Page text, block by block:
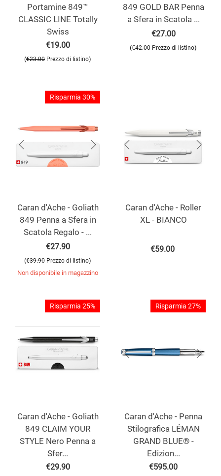
Portamine 849™
CLASSIC LINE Totally
Swiss
€19.00
(€23.00 Prezzo di listino)
849 GOLD BAR Penna
a Sfera in Scatola ...
€27.00
(€42.00 Prezzo di listino)
Risparmia 30%
Caran d'Ache - Goliath
849 Penna a Sfera in
Scatola Regalo - ...
€27.90
(€39.90 Prezzo di listino)
Non disponibile in magazzino
Caran d'Ache - Roller
XL - BIANCO
€59.00
Risparmia 25%
Caran d'Ache - Goliath
849 CLAIM YOUR
STYLE Nero Penna a
Sfer...
€29.90
Risparmia 27%
Caran d'Ache - Penna
Stilografica LÉMAN
GRAND BLUE® -
Edizion...
€595.00